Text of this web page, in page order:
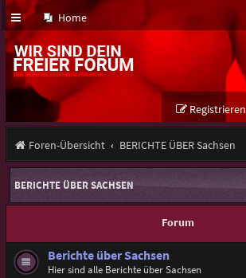
Home
Registrieren
Foren-Übersicht BERICHTE ÜBER Sachsen
BERICHTE ÜBER SACHSEN
Forum
Berichte über Sachsen
Hier sind alle Berichte über Sachsen